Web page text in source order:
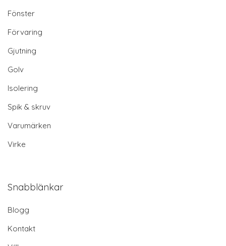
Fönster
Förvaring
Gjutning
Golv
Isolering
Spik & skruv
Varumärken
Virke
Snabblänkar
Blogg
Kontakt